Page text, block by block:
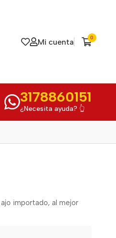
Mi cuenta 0
3178860151
¿Necesita ayuda? 👆
importado, al mejor